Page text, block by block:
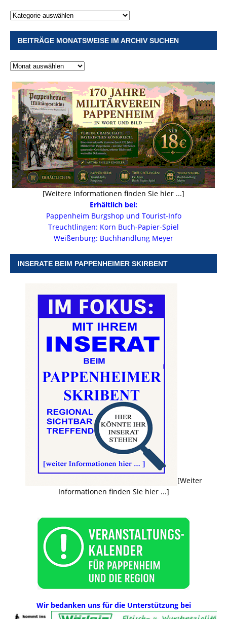
BEITRÄGE MONATSWEISE IM ARCHIV SUCHEN
[Weitere Informationen finden Sie hier ...]
Erhältlich bei:
Pappenheim Burgshop und Tourist-Info
Treuchtlingen: Korn Buch-Papier-Spiel
Weißenburg: Buchhandlung Meyer
INSERATE BEIM PAPPENHEIMER SKIRBENT
[Weiter
Informationen finden Sie hier ...]
Wir bedanken uns für die Unterstützung bei